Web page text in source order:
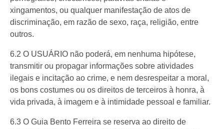
xingamentos, ou qualquer manifestação de atos de
discriminação, em razão de sexo, raça, religião, entre
outros.
6.2 O USUÁRIO não poderá, em nenhuma hipótese,
transmitir ou propagar informações sobre atividades
ilegais e incitação ao crime, e nem desrespeitar a moral,
os bons costumes ou os direitos de terceiros à honra, à
vida privada, à imagem e à intimidade pessoal e familiar.
6.3 O Guia Bento Ferreira se reserva ao direito de